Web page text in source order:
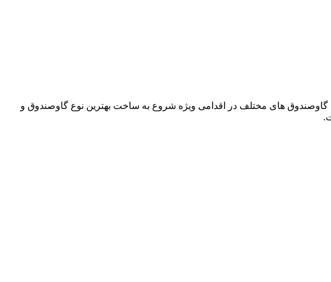
گاوصندوق های مختلف در اقدامی ویژه شروع به ساخت بهترین نوع گاوصندوق و